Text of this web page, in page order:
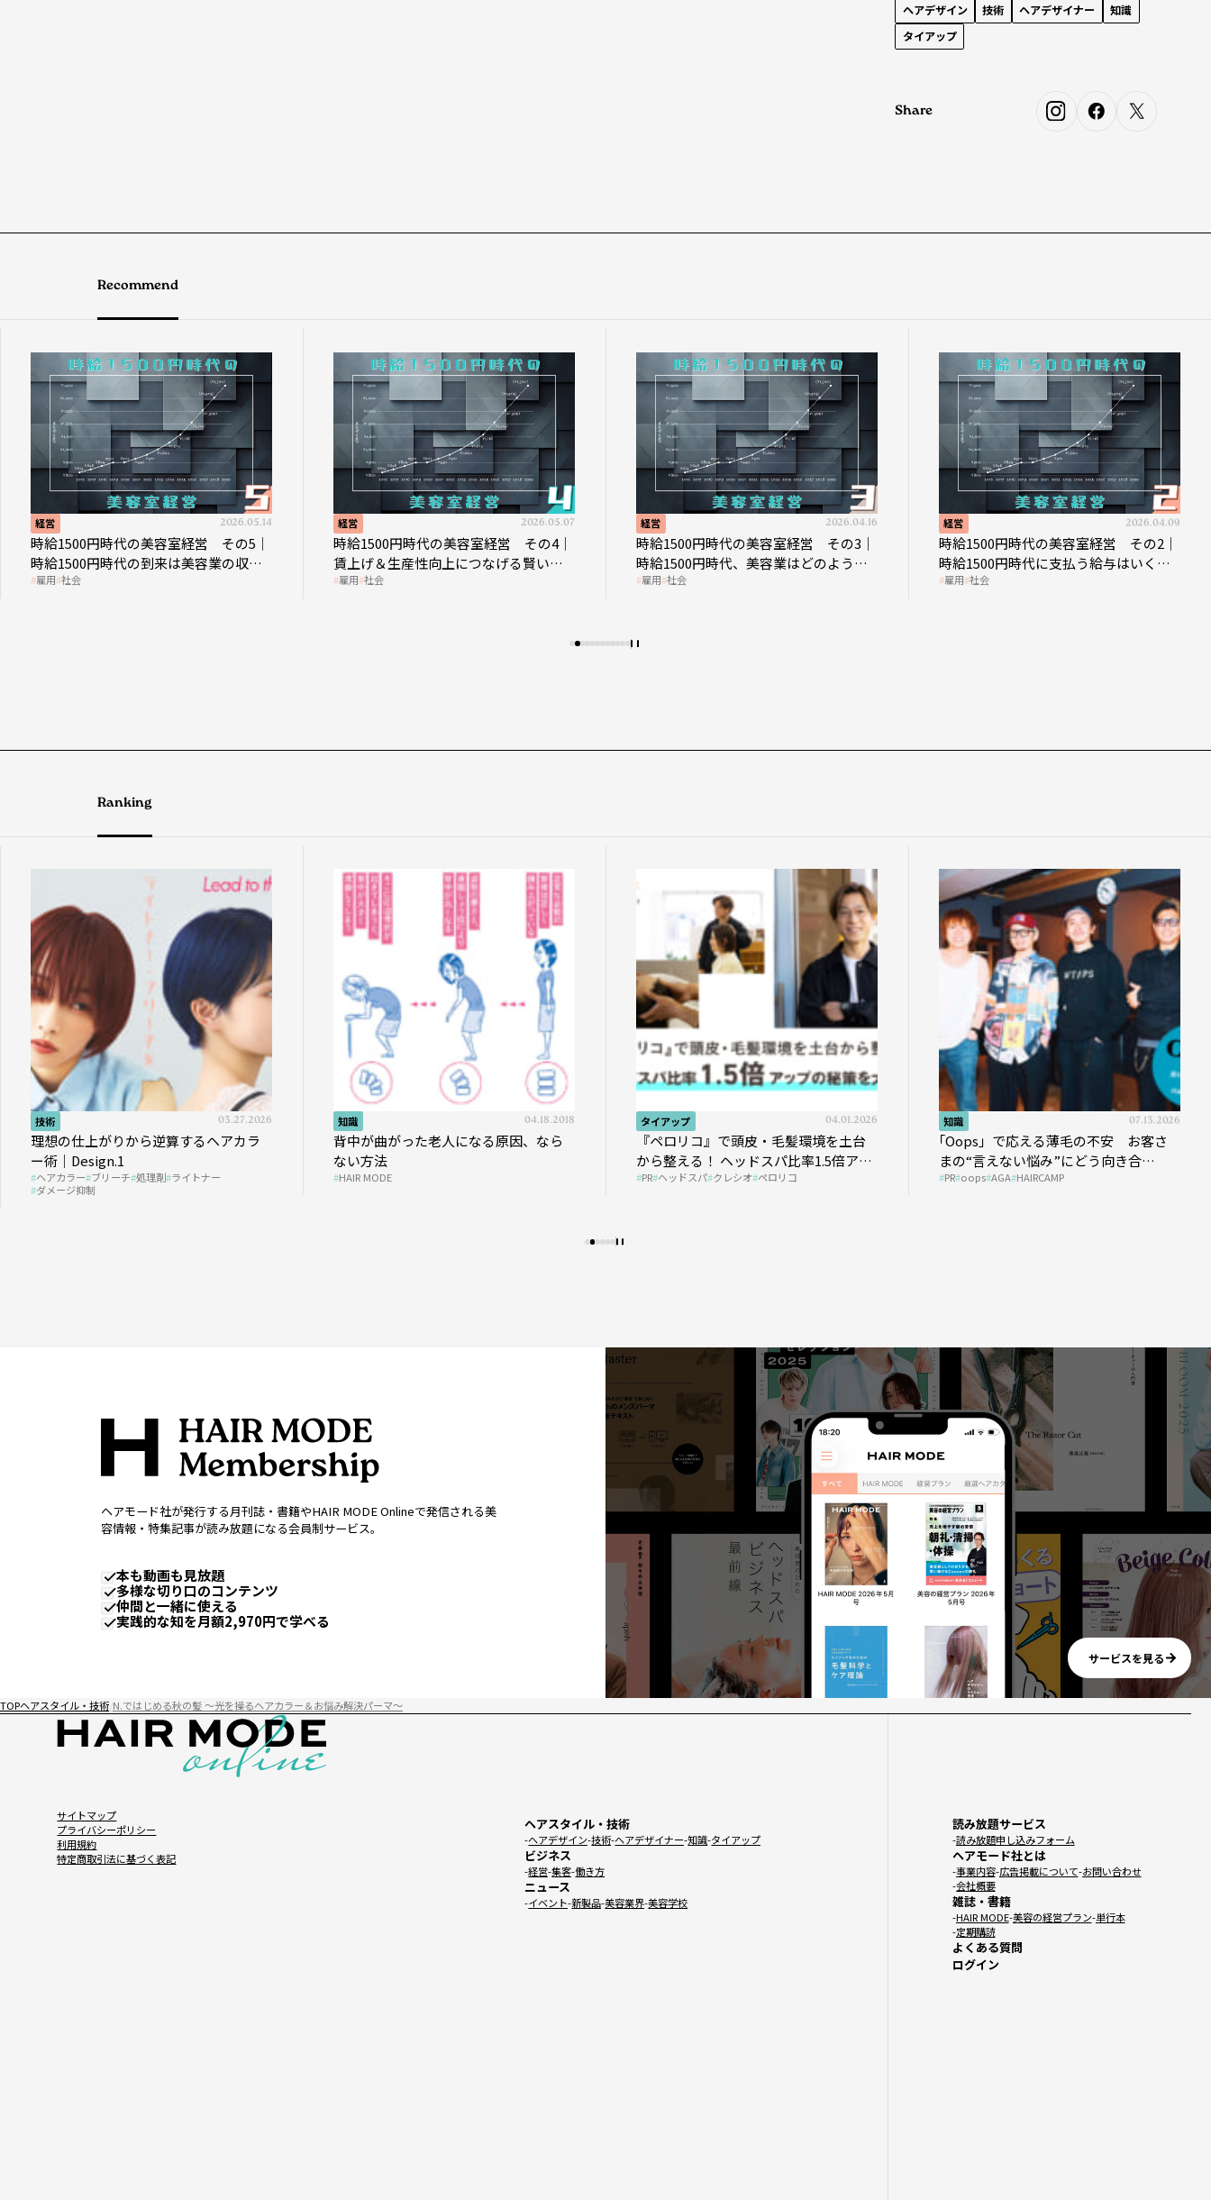
ヘアデザイン 技術 ヘアデザイナー
知識
タイアップ
Share
Recommend
経営 2026.05.14
時給1500円時代の美容室経営 その5｜
時給1500円時代の到来は美容業の収益
構造を見直す契機
雇用 社会
経営 2026.05.07
時給1500円時代の美容室経営 その4｜
賃上げ＆生産性向上につなげる賢い助
成金活用
雇用 社会
経営 2026.04.16
時給1500円時代の美容室経営 その3｜
時給1500円時代、美容業はどのような
影響を受けるのか？
雇用 社会
経営 2026.04.09
時給1500円時代の美容室経営 その2｜
時給1500円時代に支払う給与はいくら
なのか
雇用 社会
Ranking
技術 03.27.2026
理想の仕上がりから逆算するヘアカラ
ー術｜Design.1
ヘアカラー ブリーチ 処理剤 ライトナー
ダメージ抑制
知識 04.18.2018
背中が曲がった老人になる原因、なら
ない方法
HAIR MODE
タイアップ 04.01.2026
『ペロリコ』で頭皮・毛髪環境を土台
から整える！ ヘッドスパ比率1.5倍アッ
プの秘策を大公開
PR ヘッドスパ クレシオ ペロリコ
知識 07.13.2026
｢Oops」で応える薄毛の不安 お客さ
まの“言えない悩み”にどう向き合
う？ ＃01
PR oops AGA HAIRCAMP
ヘアモード社が発行する月刊誌・書籍やHAIR MODE Onlineで発信される美
容情報・特集記事が読み放題になる会員制サービス。
本も動画も見放題
多様な切り口のコンテンツ
仲間と一緒に使える
実践的な知を月額2,970円で学べる
サービスを見る
TOPヘアスタイル・技術 N.ではじめる秋の髪 ～光を操るヘアカラー＆お悩み解決パーマ～
サイトマップ
プライバシーポリシー
利用規約
特定商取引法に基づく表記
ヘアスタイル・技術
ヘアデザイン 技術 ヘアデザイナー 知識 タイアップ
ビジネス
経営 集客 働き方
ニュース
イベント 新製品 美容業界 美容学校
読み放題サービス
読み放題申し込みフォーム
ヘアモード社とは
事業内容 広告掲載について お問い合わせ
会社概要
雑誌・書籍
HAIR MODE 美容の経営プラン 単行本
定期購読
よくある質問
ログイン